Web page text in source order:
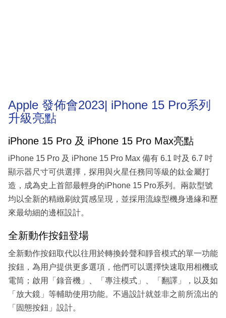
Apple 發佈會2023| iPhone 15 Pro系列
升級亮點
iPhone 15 Pro 及 iPhone 15 Pro Max亮點
iPhone 15 Pro 及 iPhone 15 Pro Max 備有 6.1 吋及 6.7 吋
顯示器尺寸可供選擇，探用與火星任務同等級的鈦金屬打
造，成為史上首部最輕身的iPhone 15 Pro系列。兩款型號
均以全新的精緻刷紋質感呈現，並採用流線型機身邊緣和歷
來最幼細的邊框設計。
全新動作按鈕登場
全新動作按鈕取代以往用於轉換鈴聲和靜音模式的單一功能
按鈕，為用户提供更多選項，他們可以選擇快速取用相機或
電筒；啟用「錄音機」、「專注模式」、「翻譯」，以及如
「放大鏡」等輔助使用功能。不過設計就並非之前所流出的
「固態按鈕」設計。